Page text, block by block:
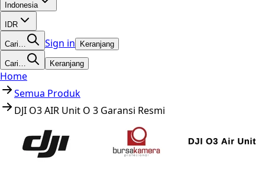
Indonesia
IDR
Cari… Sign in Keranjang
Cari… Keranjang
Home
Semua Produk
DJI O3 AIR Unit O 3 Garansi Resmi